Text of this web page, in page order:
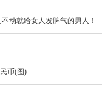
动就给女人发脾气的男人！
币(图)